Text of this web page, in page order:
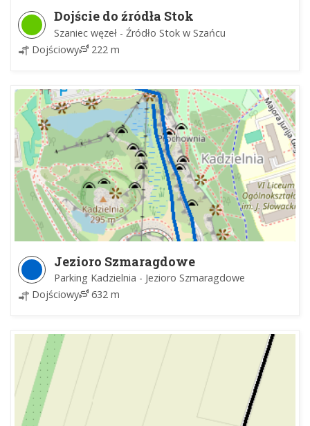
Dojście do źródła Stok
Szaniec węzeł - Źródło Stok w Szańcu
Dojściowy
222 m
Jezioro Szmaragdowe
Parking Kadzielnia - Jezioro Szmaragdowe
Dojściowy
632 m